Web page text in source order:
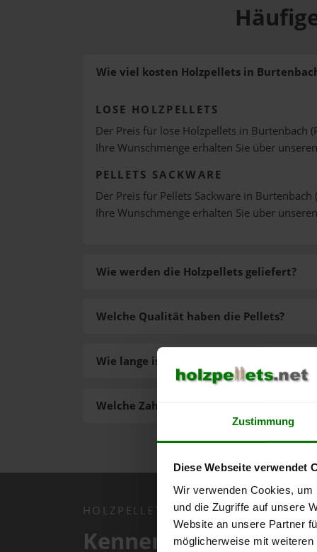
Zustimmung
Diese Webseite verwendet
Wir verwenden Cookies,
und die Zugriffe auf unsere
Website an unsere Partner
möglicherweise mit
Wie viel kosten Holzpellets in
LOSE HOLZPELLETS
Der Preis für lose Holzpellets in Burtenbach
Ihre Wunschmenge erhalten Sie über unseren
PELLETS SACKWARE
Der Preis für Pellets Sackware in
Ihre Wunschmenge erhalten Sie über unseren
Wie werden die Holzpellets geliefert?
Welche Zahlungsarten gibt es?
Welche Qualität haben die Pellets?
Wie lange ist die Lieferzeit der Pellets?
HOLZPELLETS.NET APP
Kennen Sie schon